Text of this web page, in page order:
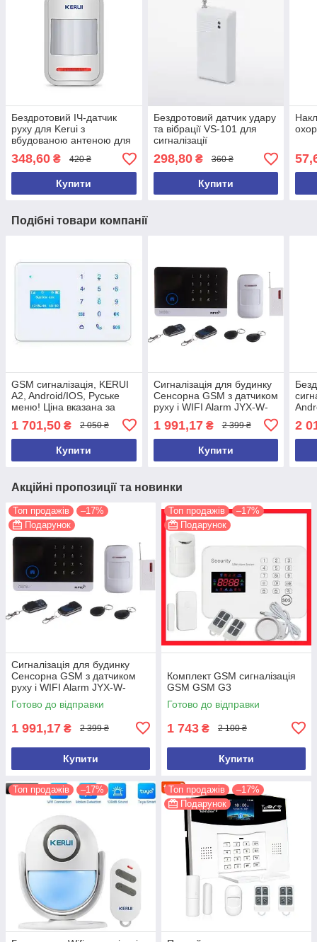
Бездротовий ІЧ-датчик
руху для Kerui з
вбудованою антеною для
348,60 ₴ 420 ₴
Купити
Бездротовий датчик удару
та вібрації VS-101 для
сигналізації
298,80₴ 360 ₴
Купити
Подібні товари компанії
GSM сигналізація, KERUI
A2, Android/IOS, Руське
меню! Ціна вказана за
1 701,50 ₴ 2 050 ₴
Купити
Сигналізація для будинку
Сенсорна GSM з датчиком
руху і WIFI Alarm JYX-W-
1 991,17₴ 2 399 ₴
Купити
2
Акційні пропозиції та новинки
Топ продажів
–17%
Подарунок
Сигналізація для будинку
Сенсорна GSM з датчиком
руху і WIFI Alarm JYX-W-
G600 MBF
Готово до відправки
1 991,17 ₴ 2 399 ₴
Купити
Топ продажів
–17%
Подарунок
Комплект GSM сигналізація
GSM GSM G3
Готово до відправки
1 743 ₴ 2 100 ₴
Купити
Топ продажів –17% Топ продажів
–17%
Подарунок